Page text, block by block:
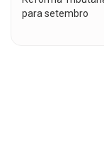
para setembro